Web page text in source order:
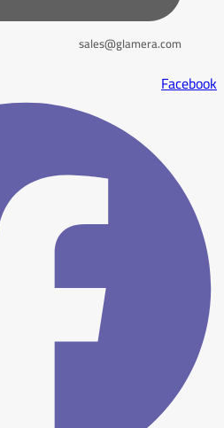
sales@glamera.com
Facebook